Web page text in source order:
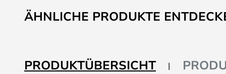
Anfang
der
ÄHNLICHE PRODUKTE
PRODUKTÜBERSICHT